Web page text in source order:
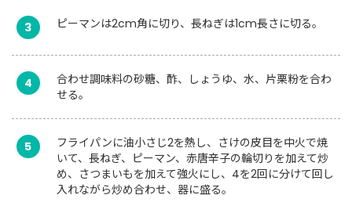
3 ピーマンは2cm角に切り、長ねぎは1cm長さに切る。
4
合わせ調味料の砂糖、酢、しょうゆ、水、片栗粉を合わ
せる。
5
フライパンに油小さじ2を熱し、さけの皮目を中火で焼
いて、長ねぎ、ピーマン、赤唐辛子の輪切りを加えて炒
め、さつまいもを加えて強火にし、4を2回に分けて回し
入れながら炒め合わせ、器に盛る。